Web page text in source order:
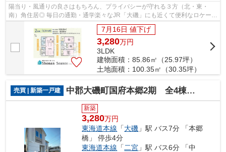
陽当り・風通りの良さはもちろん、プライバシーが守れる３方（北・東・
南）角住居◎ 毎日の通勤・通学楽々なJR「大磯」にも近くて便利なロケーシ
ョンに、一生に一度の素敵な住まいを構...
7月16日 値下げ
3,280万円
3LDK
建物面積：85.86㎡（25.97坪）
土地面積：100.35㎡（30.35坪）
売買 | 新築一戸建 中郡大磯町国府本郷2期 全4棟 5号棟
新築
3,280万円
東海道本線 「大磯 」駅 バス7分 「本郷
橋」 停歩4分
東海道本線 「 二宮 」駅 バス6分 「中